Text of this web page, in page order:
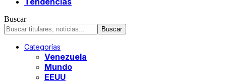
Buscar
Categorías
Venezuela
Mundo
EEUU